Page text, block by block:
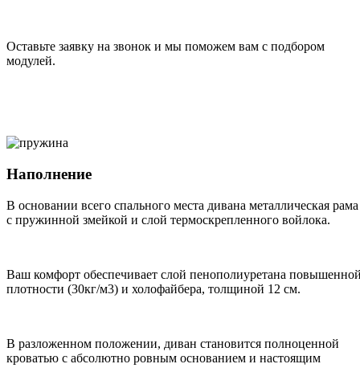
Оставьте заявку на звонок и мы поможем вам с подбором
модулей.
Наполнение
В основании всего спального места дивана металлическая рама
с пружинной змейкой и слой термоскрепленного войлока.
Ваш комфорт обеспечивает слой пенополиуретана
плотности (30кг/м3) и холофайбера, толщиной 12 см.
В разложенном положении, диван становится полноценной
кроватью с абсолютно ровным основанием и настоящим